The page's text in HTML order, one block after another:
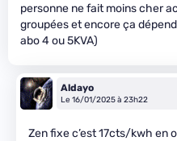
personne ne fait moins cher
groupées et encore ça
abo 4 ou 5KVA)
Aldayo
Le 16/01/2025 à 23h22
Zen fixe c’est 17cts/kwh en